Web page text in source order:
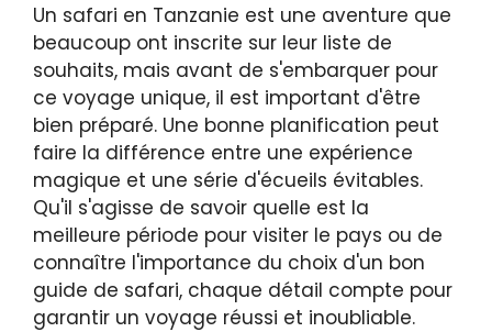
Un safari en Tanzanie est une aventure que
beaucoup ont inscrite sur leur liste de
souhaits, mais avant de s'embarquer pour
ce voyage unique, il est important d'être
bien préparé. Une bonne planification peut
faire la différence entre une expérience
magique et une série d'écueils évitables.
Qu'il s'agisse de savoir quelle est la
meilleure période pour visiter le pays ou de
connaître l'importance du choix d'un bon
guide de safari, chaque détail compte pour
garantir un voyage réussi et inoubliable.